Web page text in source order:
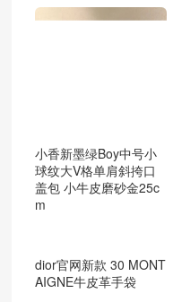
小香新墨绿Boy中号小
球纹大V格单肩斜挎口
盖包 小牛皮磨砂金25c
m